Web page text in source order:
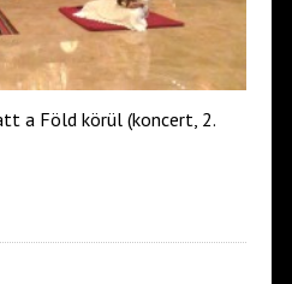
a Föld körül (koncert, 2.